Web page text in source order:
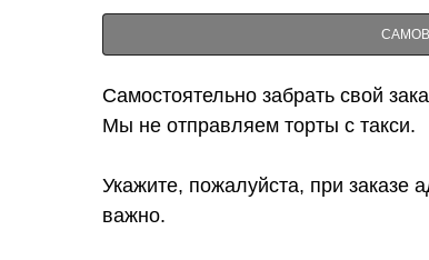
Самостоятельно забрать свой
Мы не отправляем торты с такси.
Укажите, пожалуйста, при заказе
важно.